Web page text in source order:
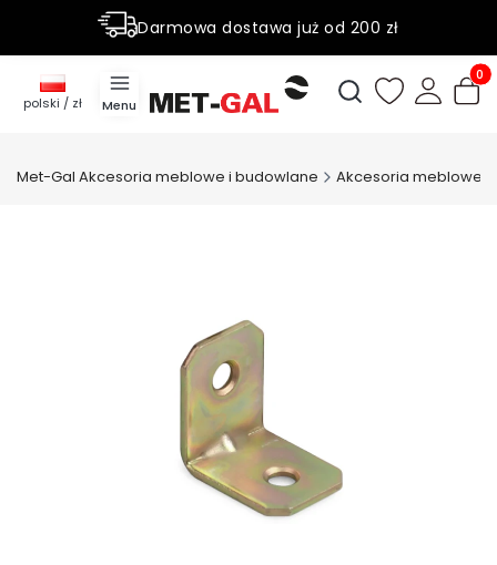
Darmowa dostawa już od 200 zł
Rabaty do 50% na wybrane produky
Menu
Otwórz
polski / zł
Met-Gal Akcesoria meblowe i budowlane Akcesoria meblowe